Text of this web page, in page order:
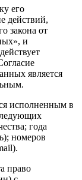
его
действий,
закона от
и
является
исполненным в
года
номеров
право